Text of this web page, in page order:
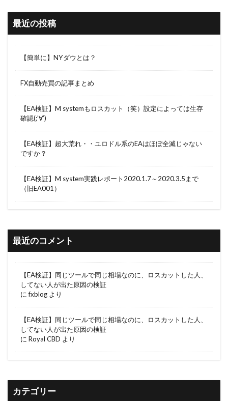
最近の投稿
【簡単に】NYダウとは？
FX自動売買の記事まとめ
【EA検証】M systemもロスカット（笑）設定によっては生存
確認(;’∀’)
【EA検証】超大荒れ・・ユロドル系のEAはほぼ全滅じゃない
ですか？
【EA検証】M system実践レポート2020.1.7～2020.3.5まで
（旧EA001）
最近のコメント
【EA検証】同じツールで同じ相場なのに、ロスカットした人、
してない人が出た原因の検証
にfxblog より
【EA検証】同じツールで同じ相場なのに、ロスカットした人、
してない人が出た原因の検証
に Royal CBD より
カテゴリー